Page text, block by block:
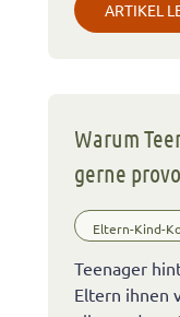
ARTIKEL
Warum
gerne
Eltern-Kind-
Teenager
Eltern ihnen